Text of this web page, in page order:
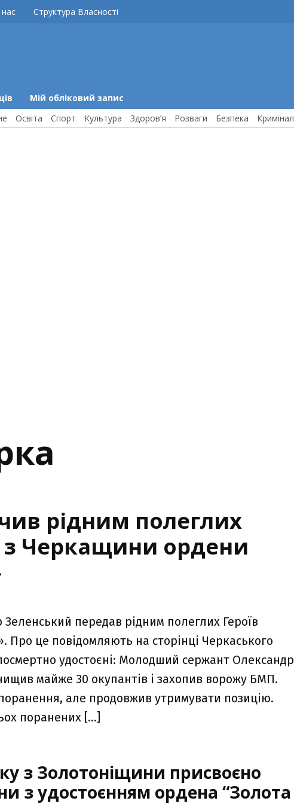
Структура Власності
Мій обліковий запис
Освіта Спорт Культура Здоров’я Розваги Безпека Кримінал
рідним полеглих
з Черкащини ордени
передав рідним полеглих Героїв
Про це повідомляють на сторінці Черкаського
удостоєні: Молодший сержант Олександр
майже 30 окупантів і захопив ворожу БМП.
але продовжив утримувати позицію.
поранених […]
з Золотоніщини присвоєно
з удостоєнням ордена “Золота